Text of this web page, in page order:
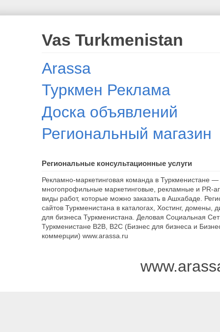
Vas Turkmenistan
Arassa
Туркмен Реклама
Доска объявлений
Региональный магазин
Региональные консультационные услуги
Рекламно-маркетинговая команда в Туркменистане —
многопрофильные маркетинговые, рекламные и PR-
виды работ, которые можно заказать в Ашхабаде.
сайтов Туркменистана в каталогах, Хостинг, домены,
для бизнеса Туркменистана. Деловая Социальная
Туркменистане B2B, B2C (Бизнес для бизнеса и
коммерции) www.arassa.ru